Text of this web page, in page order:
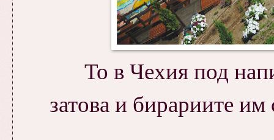
То в Чехия под
затова и бирариите